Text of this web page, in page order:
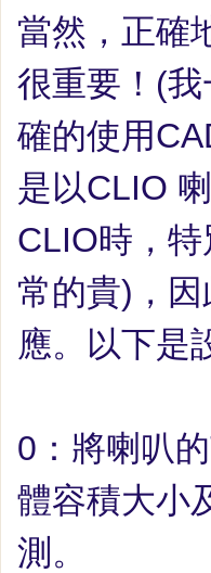
當然，正確
很重要！ (我
確的使用
是以CLIO
CLIO時，
常的貴) ，
應。以下是
0 ：將喇叭的
體容積大小
測。